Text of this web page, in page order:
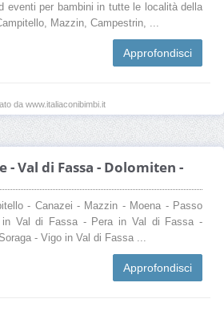
eventi per bambini in tutte le località della
Mazzin, Campestrin, ...
Approfondisci
da www.italiaconibimbi.it
- Val di Fassa - Dolomiten -
- Canazei - Mazzin - Moena - Passo
in Val di Fassa - Pera in Val di Fassa -
- Vigo in Val di Fassa ...
Approfondisci